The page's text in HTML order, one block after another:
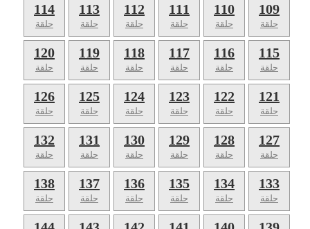
109
حلقة
110
حلقة
111
حلقة
112
حلقة
113
حلقة
114
حلقة
115
حلقة
116
حلقة
117
حلقة
118
حلقة
119
حلقة
120
حلقة
121
حلقة
122
حلقة
123
حلقة
124
حلقة
125
حلقة
126
حلقة
127
حلقة
128
حلقة
129
حلقة
130
حلقة
131
حلقة
132
حلقة
133
حلقة
134
حلقة
135
حلقة
136
حلقة
137
حلقة
138
حلقة